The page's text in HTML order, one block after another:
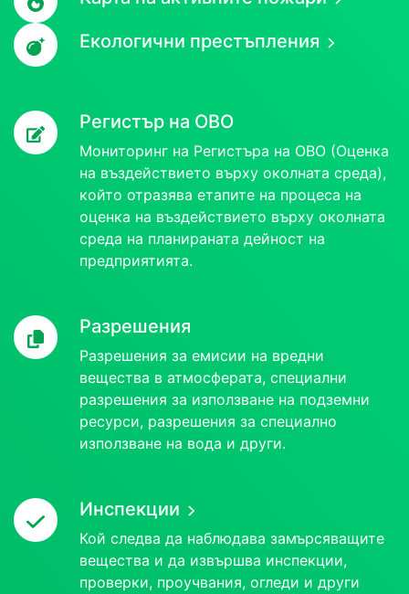
Екологични престъпления
Регистър на ОВО
Мониторинг на Регистъра на ОВО (Оценка
на въздействието върху околната среда),
който отразява етапите на процеса на
оценка на въздействието върху околната
среда на планираната дейност на
предприятията.
Разрешения
Разрешения за емисии на вредни
вещества в атмосферата, специални
разрешения за използване на подземни
ресурси, разрешения за специално
използване на вода и други.
Инспекции
Кой следва да наблюдава замърсяващите
вещества и да извършва инспекции,
проверки, проучвания, огледи и други